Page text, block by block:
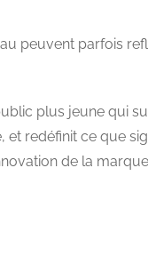
peuvent parfois
plus jeune qui
et redéfinit ce que
de la